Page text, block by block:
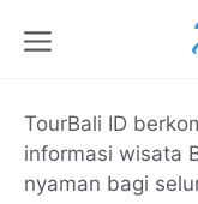
TourBali ID
informasi wisata
nyaman bagi